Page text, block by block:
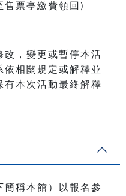
票亭繳費領回 )
改，變更或暫停本活
相關規定或解釋並
有本次活動最終解釋
簡稱本館）以報名參